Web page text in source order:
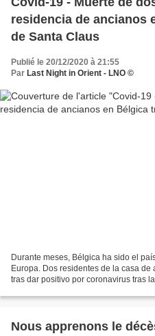
residencia de ancianos
de Santa Claus
Publié le 20/12/2020 à 21:55
Par Last Night in Orient - LNO ©
Durante meses, Bélgica ha sido el
Europa. Dos residentes de la casa
tras dar positivo por coronavirus tras
Nous apprenons le